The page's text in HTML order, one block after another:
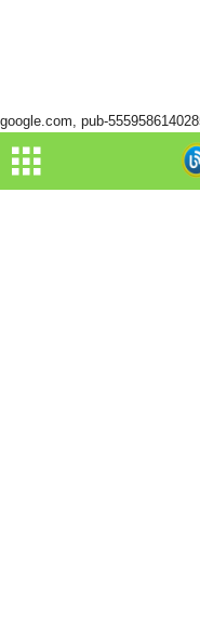
google.com, pub-